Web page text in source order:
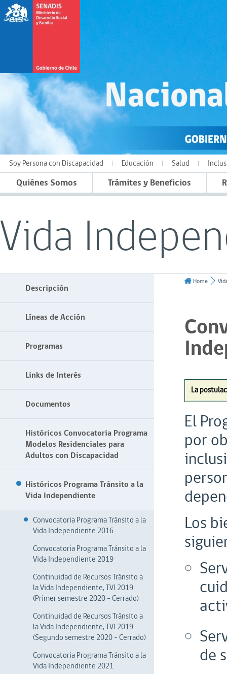
Soy Persona con Discapacidad Educación Salud
Quiénes Somos Trámites y Beneficios
Vida
Descripción
Líneas de Acción
Programas
Links de Interés
Documentos
Históricos Convocatoria Programa
Modelos Residenciales para
Adultos con Discapacidad
Históricos Programa Tránsito a la
Vida Independiente
Convocatoria Programa Tránsito a la
Vida Independiente 2016
Convocatoria Programa Tránsito a la
Vida Independiente 2019
Continuidad de Recursos Tránsito a
la Vida Independiente, TVI 2019
(Primer semestre 2020 - Cerrado)
Continuidad de Recursos Tránsito a
la Vida Independiente, TVI 2019
(Segundo semestre 2020 - Cerrado)
Convocatoria Programa Tránsito a la
Vida Independiente 2021
Home
La
El
por
Los
de